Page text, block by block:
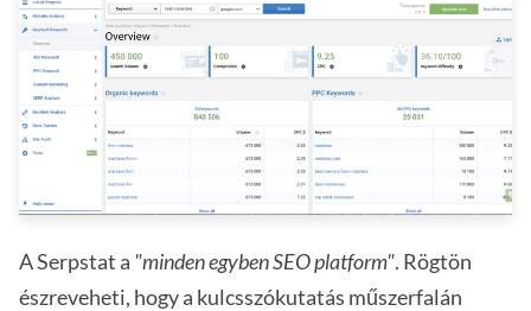
A Serpstat a "minden egyben SEO platform". Rögtön
észreveheti, hogy a kulcsszókutatás műszerfalán